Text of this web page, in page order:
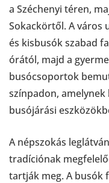
a Széchenyi téren,
Sokackörtől. A város
és kisbusók szabad
órától, majd a
busócsoportok
színpadon,
busójárási
A népszokás
tradíciónak
tartják meg. A busók